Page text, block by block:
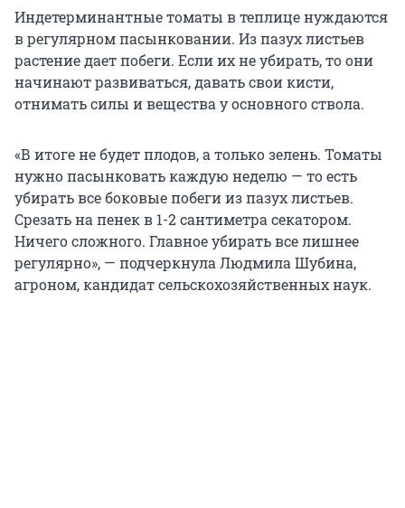
Индетерминантные томаты в теплице нуждаются
в регулярном пасынковании. Из пазух листьев
растение дает побеги. Если их не убирать, то они
начинают развиваться, давать свои кисти,
отнимать силы и вещества у основного ствола.
«В итоге не будет плодов, а только зелень. Томаты
нужно пасынковать каждую неделю — то есть
убирать все боковые побеги из пазух листьев.
Срезать на пенек в 1-2 сантиметра секатором.
Ничего сложного. Главное убирать все лишнее
регулярно», — подчеркнула Людмила Шубина,
агроном, кандидат сельскохозяйственных наук.